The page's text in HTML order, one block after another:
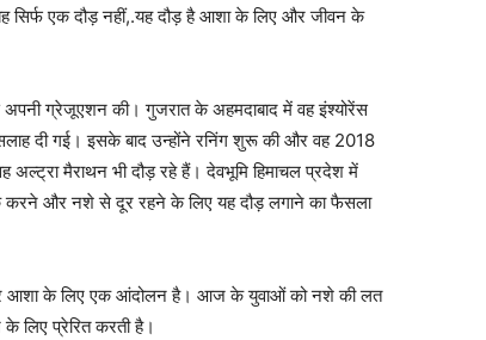
सिर्फ एक दौड़ नहीं,.यह दौड़ है आशा के लिए और जीवन के
ग्रेजूएशन की। गुजरात के अहमदाबाद में वह इंश्योरेंस
दी गई। इसके बाद उन्होंने रनिंग शुरू की और वह 2018
मैराथन भी दौड़ रहे हैं। देवभूमि हिमाचल प्रदेश में
और नशे से दूर रहने के लिए यह दौड़ लगाने का फैसला
और आशा के लिए एक आंदोलन है। आज के युवाओं को नशे की लत
लिए प्रेरित करती है।